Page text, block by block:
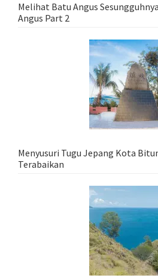
Melihat Batu Angus
Angus Part 2
Menyusuri Tugu Jepang Kota
Terabaikan